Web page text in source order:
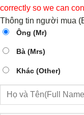
correctly so we can
Thông tin người mua
Ông (Mr)
Bà (Mrs)
Khác (Other)